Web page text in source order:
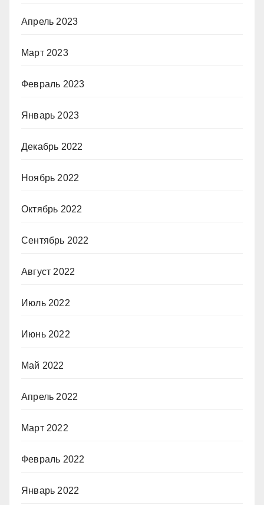
Апрель 2023
Март 2023
Февраль 2023
Январь 2023
Декабрь 2022
Ноябрь 2022
Октябрь 2022
Сентябрь 2022
Август 2022
Июль 2022
Июнь 2022
Май 2022
Апрель 2022
Март 2022
Февраль 2022
Январь 2022